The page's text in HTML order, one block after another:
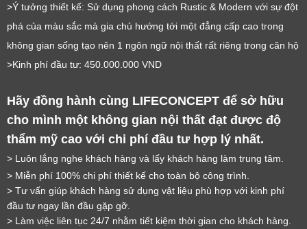
>Ý tưởng thiết kế: Sử dụng phong cách Rustic & Modern với sự đột
phá của màu sắc mà gia chủ hướng tới một đẳng cấp cao trong
không gian sống tạo nên 1 ngôn ngữ nội thất rất riêng trong căn hộ
>Kinh phí đầu tư: 450.000.000 VND
Hãy đồng hành cùng LIFECONCEPT để sở hữu
cho mình một không gian nội thất đạt được độ
thẩm mỹ cao với chi phí đầu tư hợp lý nhất.
> Luôn lắng nghe khách hàng và lấy khách hàng làm trung tâm.
> Miễn phí 100% chi phí thiết kế cho toàn bộ công trình.
> Tư vấn giúp khách hàng sử dụng vật liệu phù hợp với kinh phí
đầu tư ngay lần đầu gặp gỡ.
> Làm việc liên tục 24/7 nhằm tiết kiệm thời gian cho khách hàng.
LỜI CẢM ƠN
LIFECONCEPT